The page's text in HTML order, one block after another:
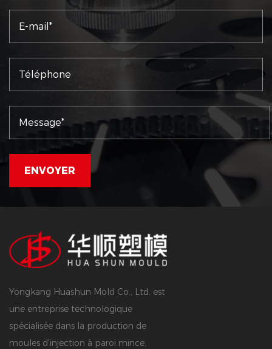
Yongkang Huashun Mold Co., Ltd. est
une entreprise technologique
spécialisée dans la production de
moules d'injection à paroi mince.